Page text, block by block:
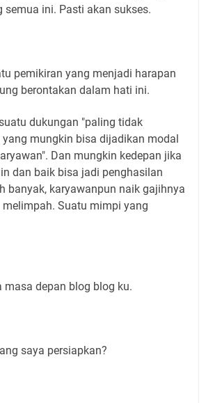
semua ini. Pasti akan sukses.
pemikiran yang menjadi harapan
berontakan dalam hati ini.
dukungan "paling tidak
mungkin bisa dijadikan modal
Dan mungkin kedepan jika
dan baik bisa jadi penghasilan
banyak, karyawanpun naik gajihnya
Suatu mimpi yang
masa depan blog blog ku.
saya persiapkan?